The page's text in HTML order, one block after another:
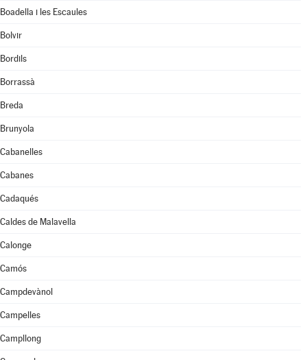
Boadella i les Escaules
Bolvir
Bordils
Borrassà
Breda
Brunyola
Cabanelles
Cabanes
Cadaqués
Caldes de Malavella
Calonge
Camós
Campdevànol
Campelles
Campllong